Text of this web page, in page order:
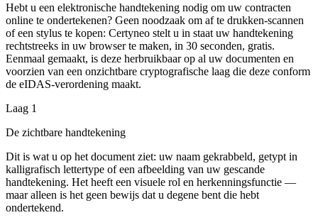
Hebt u een elektronische handtekening nodig om uw contracten
online te ondertekenen? Geen noodzaak om af te drukken-scannen
of een stylus te kopen: Certyneo stelt u in staat uw handtekening
rechtstreeks in uw browser te maken, in 30 seconden, gratis.
Eenmaal gemaakt, is deze herbruikbaar op al uw documenten en
voorzien van een onzichtbare cryptografische laag die deze conform
de eIDAS-verordening maakt.
Laag 1
De zichtbare handtekening
Dit is wat u op het document ziet: uw naam gekrabbeld, getypt in
kalligrafisch lettertype of een afbeelding van uw gescande
handtekening. Het heeft een visuele rol en herkenningsfunctie —
maar alleen is het geen bewijs dat u degene bent die hebt
ondertekend.